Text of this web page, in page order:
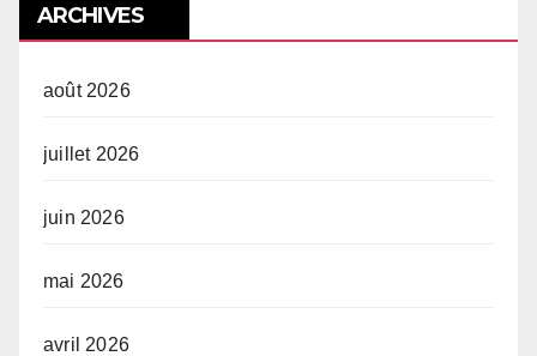
ARCHIVES
août 2026
juillet 2026
juin 2026
mai 2026
avril 2026